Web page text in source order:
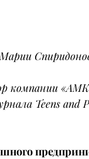
компании
Teens and